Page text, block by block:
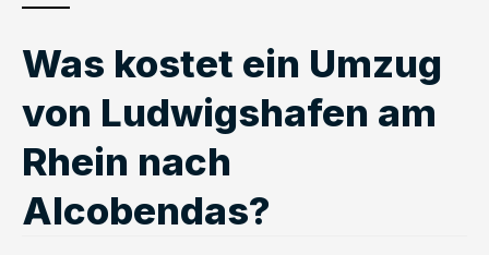
Was kostet ein Umzug
von Ludwigshafen am
Rhein nach
Alcobendas?